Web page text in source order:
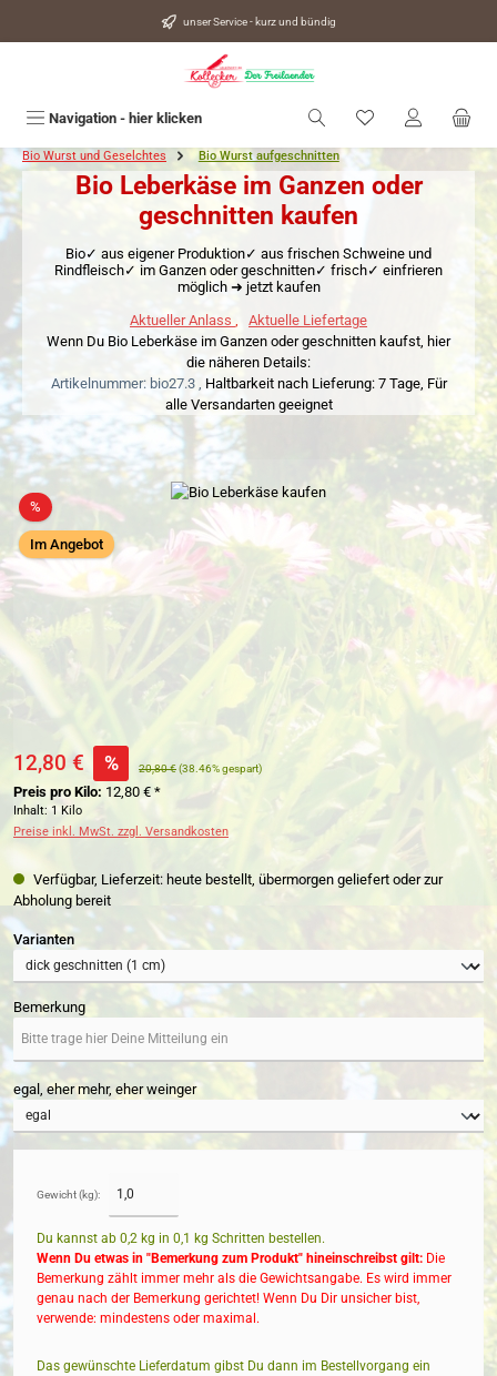
unser Service - kurz und bündig
Navigation - hier klicken Du hast 0
Bio Wurst und Geselchtes Bio Wurst aufgeschnitten
Bio Leberkäse im Ganzen oder
geschnitten kaufen
Bio✓ aus eigener Produktion✓ aus frischen Schweine und
Rindfleisch✓ im Ganzen oder geschnitten✓ frisch✓ einfrieren
möglich ➜ jetzt kaufen
Aktueller Anlass
Aktuelle Liefertage
Wenn Du Bio Leberkäse im Ganzen oder geschnitten kaufst, hier
die näheren Details:
Artikelnummer: bio27.3 , Haltbarkeit nach Lieferung: 7 Tage, Für
alle Versandarten geeignet
Bildergalerie überspringen
% Rabatt
Im Angebot
12,80 € % 20,80 €(38.46% gespart)
Preis pro Kilo: 12,80 € *
Inhalt: 1 Kilo
Preise inkl. MwSt. zzgl. Versandkosten
Verfügbar, Lieferzeit: heute bestellt, übermorgen geliefert oder zur
Abholung bereit
Variantenauswählen
Bemerkung
egal, eher mehr, eher weinger
Gewicht (kg):
Du kannst ab 0,2 kg in 0,1 kg Schritten bestellen.
Wenn Du etwas in "Bemerkung zum Produkt" hineinschreibst gilt: Die
Bemerkung zählt immer mehr als die Gewichtsangabe. Es wird immer
genau nach der Bemerkung gerichtet! Wenn Du Dir unsicher bist,
verwende: mindestens oder maximal.
Das gewünschte Lieferdatum gibst Du dann im Bestellvorgang ein